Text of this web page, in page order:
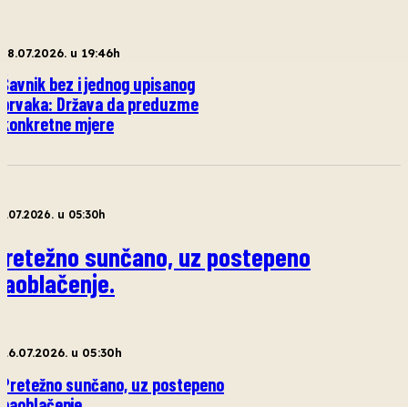
18.07.2026. u 19:46h
Šavnik bez i jednog upisanog
prvaka: Država da preduzme
konkretne mjere
u 05:30h
sunčano, uz postepeno
26.07.2026. u 05:30h
Pretežno sunčano, uz postepeno